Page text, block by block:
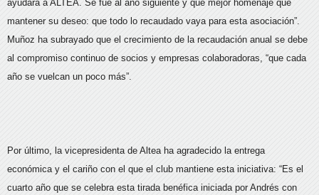
ayudara a ALTEA. Se fue al año siguiente y qué mejor homenaje que
mantener su deseo: que todo lo recaudado vaya para esta asociación”.
Muñoz ha subrayado que el crecimiento de la recaudación anual se debe
al compromiso continuo de socios y empresas colaboradoras, “que cada
año se vuelcan un poco más”.
Por último, la vicepresidenta de Altea ha agradecido la entrega
económica y el cariño con el que el club mantiene esta iniciativa: “Es el
cuarto año que se celebra esta tirada benéfica iniciada por Andrés con